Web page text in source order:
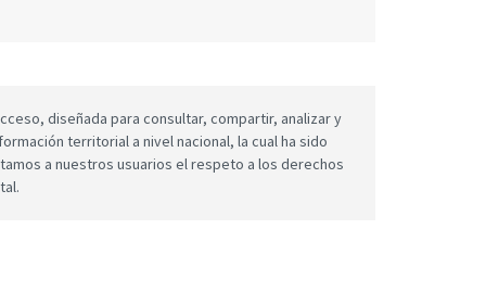
diseñada para consultar, compartir, analizar y
territorial a nivel nacional, la cual ha sido
a nuestros usuarios el respeto a los derechos